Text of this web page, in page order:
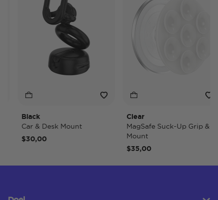
Black
Car & Desk Mount
$30,00
Clear
MagSafe Suck-Up Grip &
Mount
$35,00